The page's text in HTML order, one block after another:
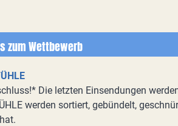
zum Wettbewerb
Die letzten Einsendungen
werden sortiert, gebündelt,